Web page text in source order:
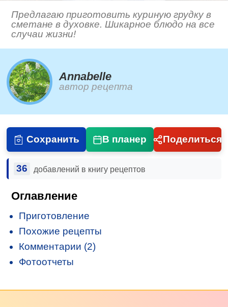
Предлагаю приготовить куриную грудку в
сметане в духовке. Шикарное блюдо на все
случаи жизни!
Annabelle
автор рецепта
Сохранить В планер Поделиться
36 добавлений в книгу рецептов
Оглавление
Приготовление
Похожие рецепты
Комментарии (2)
Фотоотчеты